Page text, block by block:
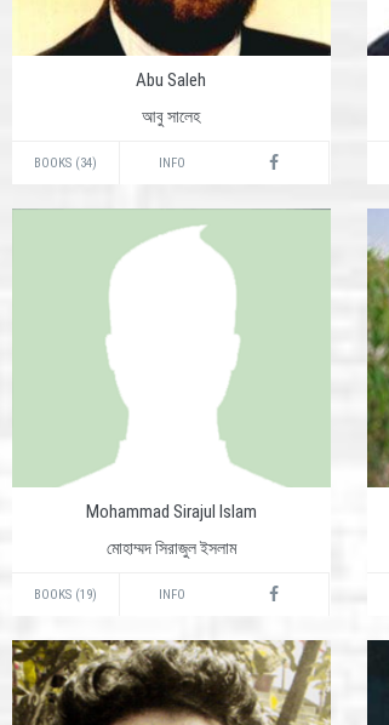
Abu Saleh
আবু সালেহ
BOOKS (34) INFO
Mohammad Sirajul Islam
মোহাম্মদ সিরাজুল ইসলাম
BOOKS (19) INFO